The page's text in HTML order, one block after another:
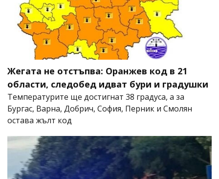
Жегата не отстъпва: Оранжев код в 21
области, следобед идват бури и градушки
Температурите ще достигнат 38 градуса, а за
Бургас, Варна, Добрич, София, Перник и Смолян
остава жълт код